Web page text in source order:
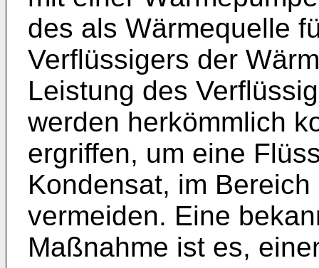
des als Wärmequelle
Verflüssigers der
Leistung des
werden herkömmlich
ergriffen, um eine
Kondensat, im
vermeiden. Eine
Maßnahme ist es,